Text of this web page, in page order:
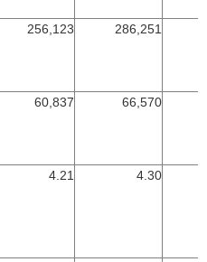
256,123 286,251
60,837 66,570
4.21 4.30